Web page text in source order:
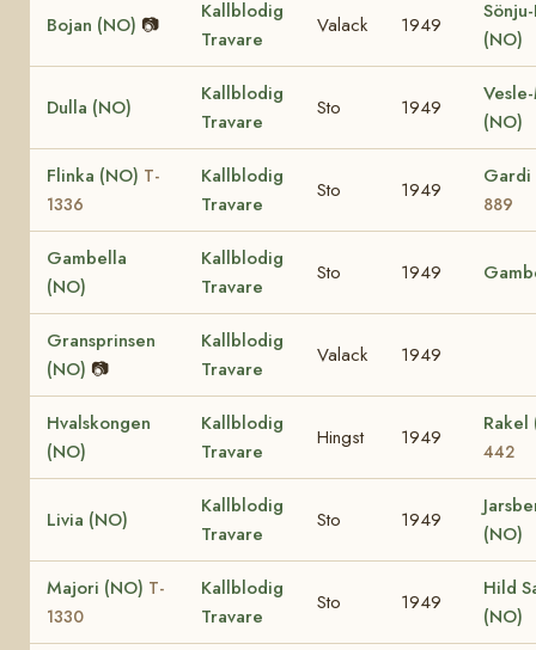
Bojan (NO) 📷
Kallblodig
Travare
Valack 1949
(NO)
Dulla (NO)
Kallblodig
Travare
Sto 1949
(NO)
Flinka (NO) T-
1336
Kallblodig
Travare
Sto 1949
889
Gambella
(NO)
Kallblodig
Travare
Sto 1949
Gransprinsen
(NO) 📷
Kallblodig
Travare
Valack 1949
Hvalskongen
(NO)
Kallblodig
Travare
Hingst 1949
442
Livia (NO)
Kallblodig
Travare
Sto 1949
(NO)
Majori (NO) T-
1330
Kallblodig
Travare
Sto 1949
Hild
(NO)